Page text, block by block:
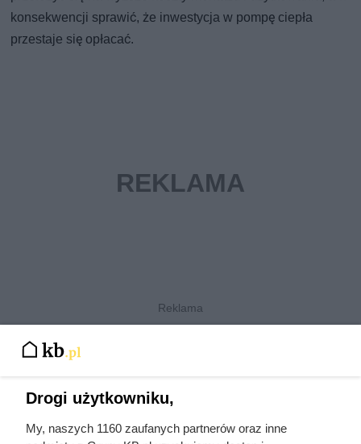
konsekwencji sprawić, że inwestycja w pompę ciepła
przestaje się opłacać.
Pompa ciepła powietrze-
Pompy ciepła powietrze-powietrze wyróżniają się tym, że
„wyciągają” energię cieplną z powietrza wokół budynku i
Drogi użytkowniku,
My, naszych 1160 zaufanych partnerów oraz inne